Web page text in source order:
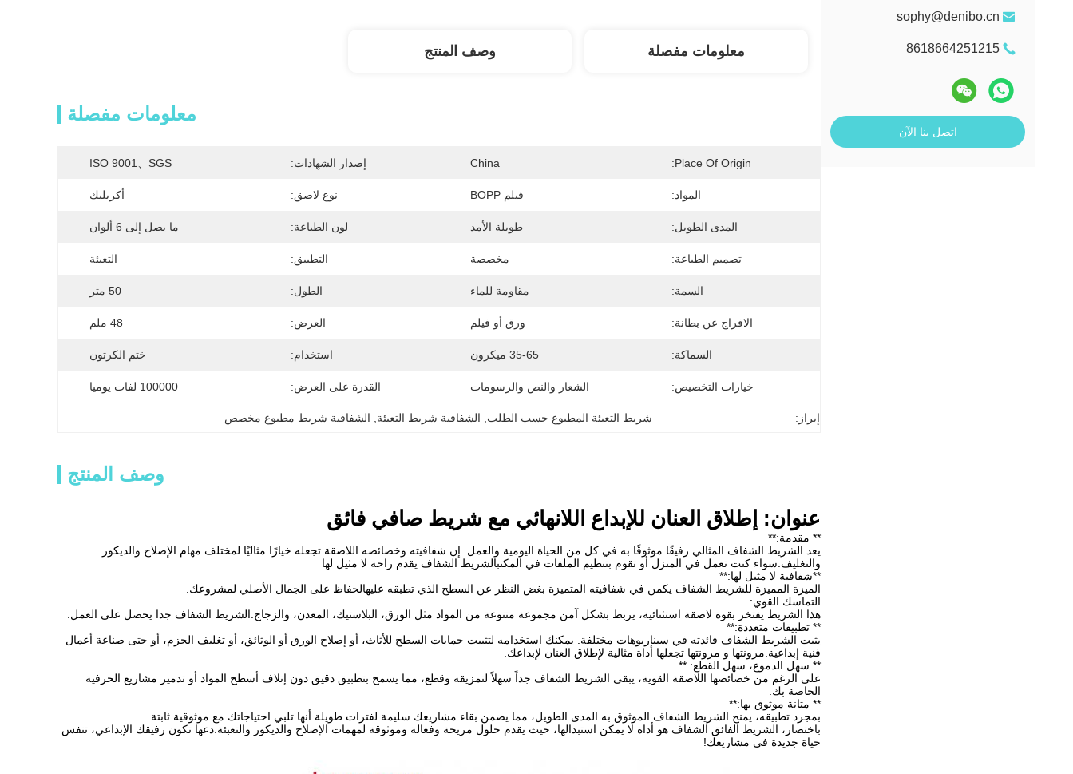
sophy@denibo.cn
8618664251215
اتصل بنا الآن
معلومات مفصلة وصف المنتج
معلومات مفصلة
Place Of Origin:
China إصدار الشهادات: ISO 9001、SGS
المواد: فيلم BOPP نوع لاصق: أكريليك
المدى الطويل: طويلة الأمد لون الطباعة: ما يصل إلى 6 ألوان
تصميم الطباعة: مخصصة التطبيق: التعبئة
السمة: مقاومة للماء الطول: 50 متر
الافراج عن بطانة: ورق أو فيلم العرض: 48 ملم
السماكة: 35-65 ميكرون استخدام: ختم الكرتون
خيارات التخصيص: الشعار والنص والرسومات القدرة على العرض: 100000 لفات يوميا
إبراز: شريط التعبئة المطبوع حسب الطلب الشفافية شريط التعبئة الشفافية شريط مطبوع مخصص
وصف المنتج
عنوان: إطلاق العنان للإبداع اللانهائي مع شريط صافي فائق
** مقدمة:**
يعد الشريط الشفاف المثالي رفيقًا موثوقًا به في كل من الحياة اليومية والعمل. إن شفافيته وخصائصه اللاصقة تجعله خيارًا مثاليًا لمختلف مهام الإصلاح والديكور
والتغليف.سواء كنت تعمل في المنزل أو تقوم بتنظيم الملفات في المكتبالشريط الشفاف يقدم راحة لا مثيل لها
**شفافية لا مثيل لها:**
الميزة المميزة للشريط الشفاف يكمن في شفافيته المتميزة بغض النظر عن السطح الذي تطبقه عليهالحفاظ على الجمال الأصلي لمشروعك.
التماسك القوي:
هذا الشريط يفتخر بقوة لاصقة استثنائية، يربط بشكل آمن مجموعة متنوعة من المواد مثل الورق، البلاستيك، المعدن، والزجاج.الشريط الشفاف جدا يحصل على العمل.
** تطبيقات متعددة:**
يثبت الشريط الشفاف فائدته في سيناريوهات مختلفة. يمكنك استخدامه لتثبيت حمايات السطح للأثاث، أو إصلاح الورق أو الوثائق، أو تغليف الحزم، أو حتى صناعة أعمال
فنية إبداعية.مرونتها و مرونتها تجعلها أداة مثالية لإطلاق العنان لإبداعك.
** سهل الدموع، سهل القطع: **
على الرغم من خصائصها اللاصقة القوية، يبقى الشريط الشفاف جداً سهلاً لتمزيقه وقطع، مما يسمح بتطبيق دقيق دون إتلاف أسطح المواد أو تدمير مشاريع الحرفية
الخاصة بك.
** متانة موثوق بها:**
بمجرد تطبيقه، يمنح الشريط الشفاف الموثوق به المدى الطويل، مما يضمن بقاء مشاريعك سليمة لفترات طويلة.أنها تلبي احتياجاتك مع موثوقية ثابتة.
باختصار، الشريط الفائق الشفاف هو أداة لا يمكن استبدالها، حيث يقدم حلول مريحة وفعالة وموثوقة لمهمات الإصلاح والديكور والتعبئة.دعها تكون رفيقك الإبداعي، تنفس
حياة جديدة في مشاريعك!